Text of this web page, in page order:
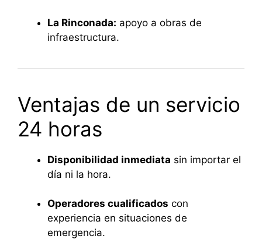
La Rinconada: apoyo a obras de
infraestructura.
Ventajas de un servicio
24 horas
Disponibilidad inmediata sin importar el
día ni la hora.
Operadores cualificados con
experiencia en situaciones de
emergencia.